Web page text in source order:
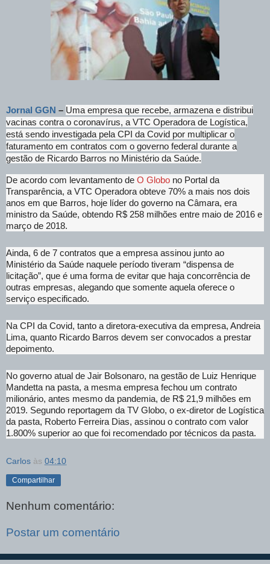
Jornal GGN – Uma empresa que recebe, armazena e distribui
vacinas contra o coronavírus, a VTC Operadora de Logística,
está sendo investigada pela CPI da Covid por multiplicar o
faturamento em contratos com o governo federal durante a
gestão de Ricardo Barros no Ministério da Saúde.
De acordo com levantamento de O Globo no Portal da
Transparência, a VTC Operadora obteve 70% a mais nos dois
anos em que Barros, hoje líder do governo na Câmara, era
ministro da Saúde, obtendo R$ 258 milhões entre maio de 2016 e
março de 2018.
Ainda, 6 de 7 contratos que a empresa assinou junto ao
Ministério da Saúde naquele período tiveram “dispensa de
licitação”, que é uma forma de evitar que haja concorrência de
outras empresas, alegando que somente aquela oferece o
serviço especificado.
Na CPI da Covid, tanto a diretora-executiva da empresa, Andreia
Lima, quanto Ricardo Barros devem ser convocados a prestar
depoimento.
No governo atual de Jair Bolsonaro, na gestão de Luiz Henrique
Mandetta na pasta, a mesma empresa fechou um contrato
milionário, antes mesmo da pandemia, de R$ 21,9 milhões em
2019. Segundo reportagem da TV Globo, o ex-diretor de Logística
da pasta, Roberto Ferreira Dias, assinou o contrato com valor
1.800% superior ao que foi recomendado por técnicos da pasta.
Carlos às 04:10
Compartilhar
Nenhum comentário:
Postar um comentário